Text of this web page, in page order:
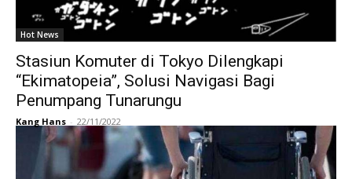
Hot News
Stasiun Komuter di Tokyo Dilengkapi
“Ekimatopeia”, Solusi Navigasi Bagi
Penumpang Tunarungu
Kang Hans - 22/11/2022